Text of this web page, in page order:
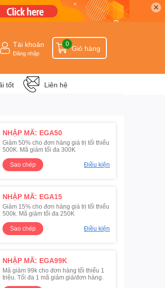
✕
Tài khoản
Đăng nhập
Giỏ hàng
0
tốt Liên hệ
NHẬP MÃ: EGA50
Giảm 50% cho đơn hàng giá trị tối thiểu
500K. Mã giảm tối đa 300K
Sao chép
Điều kiện
NHẬP MÃ: EGA15
Giảm 15% cho đơn hàng giá trị tối thiểu
500k. Mã giảm tối đa 250K
Sao chép
Điều kiện
NHẬP MÃ: EGA99K
Mã giảm 99k cho đơn hàng tối thiểu 1
triệu. Tối đa 1 mã giảm giá/đơn hàng.